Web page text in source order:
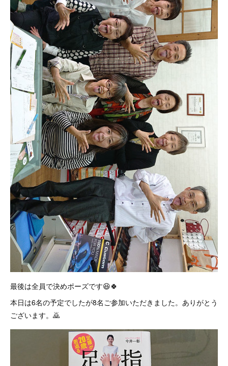
最後は全員で決めポーズです😆🍀
本日は6名の予定でしたが8名ご参加いただきました。ありがとう
ございます。🙇